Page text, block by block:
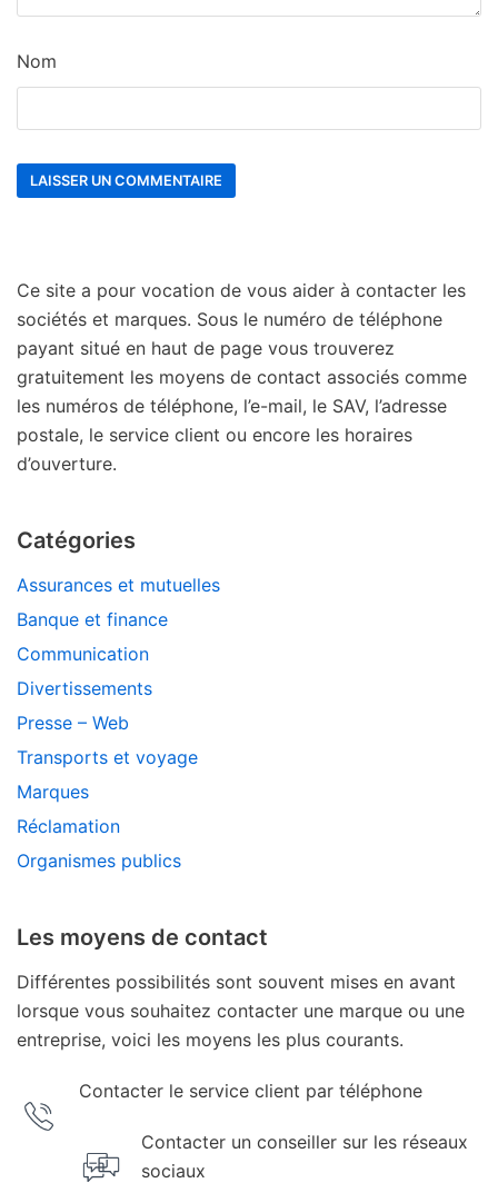
Nom
Ce site a pour vocation de vous aider à contacter les
sociétés et marques. Sous le numéro de téléphone
payant situé en haut de page vous trouverez
gratuitement les moyens de contact associés comme
les numéros de téléphone, l’e-mail, le SAV, l’adresse
postale, le service client ou encore les horaires
d’ouverture.
Catégories
Assurances et mutuelles
Banque et finance
Communication
Divertissements
Presse – Web
Transports et voyage
Marques
Réclamation
Organismes publics
Les moyens de contact
Différentes possibilités sont souvent mises en avant
lorsque vous souhaitez contacter une marque ou une
entreprise, voici les moyens les plus courants.
Contacter le service client par téléphone
Contacter un conseiller sur les réseaux
sociaux